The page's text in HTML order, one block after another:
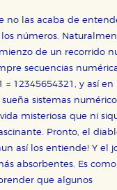
no las acaba de
números.
de un recorrido
secuencias
12345654321, y así en
sistemas
misteriosa que ni
Pronto, el
así los entiende! Y el
absorbentes. Es como
que algunos